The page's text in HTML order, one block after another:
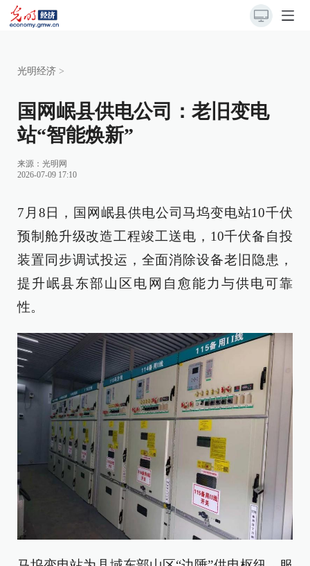
光明经济 >
国网岷县供电公司：老旧变电
站“智能焕新”
来源： 光明网
2026-07-09 17:10
7月8日，国网岷县供电公司马坞变电站10千伏
预制舱升级改造工程竣工送电，10千伏备自投
装置同步调试投运，全面消除设备老旧隐患，
提升岷县东部山区电网自愈能力与供电可靠
性。